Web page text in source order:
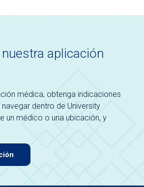
aplicación
médica, obtenga indicaciones
dentro de University
un médico o una ubicación, y